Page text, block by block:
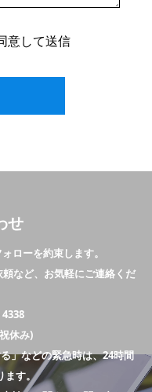
意して送信
せ
ローを約束します。
など、お気軽にご連絡くだ
休み)
」などの緊急時は、24時間
ます。